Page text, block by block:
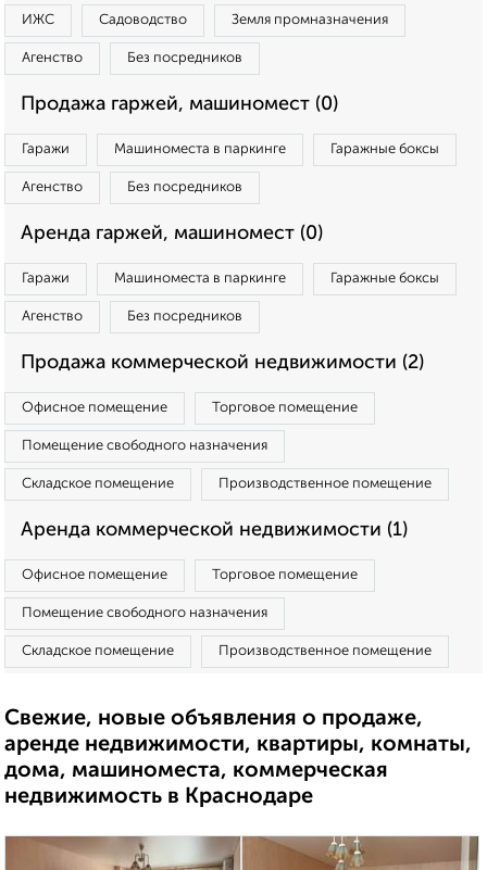
ИЖС Садоводство Земля промназначения
Агенство Без посредников
Продажа гаржей, машиномест (0)
Гаражи Машиноместа в паркинге Гаражные боксы
Агенство Без посредников
Аренда гаржей, машиномест (0)
Гаражи Машиноместа в паркинге Гаражные боксы
Агенство Без посредников
Продажа коммерческой недвижимости (2)
Офисное помещение Торговое помещение
Помещение свободного назначения
Складское помещение Производственное помещение
Аренда коммерческой недвижимости (1)
Офисное помещение Торговое помещение
Помещение свободного назначения
Складское помещение Производственное помещение
Свежие, новые объявления о продаже,
аренде недвижимости, квартиры, комнаты,
дома, машиноместа, коммерческая
недвижимость в Краснодаре